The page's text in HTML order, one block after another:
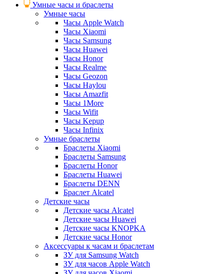
Умные часы и браслеты
Умные часы
Часы Apple Watch
Часы Xiaomi
Часы Samsung
Часы Huawei
Часы Honor
Часы Realme
Часы Geozon
Часы Haylou
Часы Amazfit
Часы 1More
Часы Wifit
Часы Kepup
Часы Infinix
Умные браслеты
Браслеты Xiaomi
Браслеты Samsung
Браслеты Honor
Браслеты Huawei
Браслеты DENN
Браслет Alcatel
Детские часы
Детские часы Alcatel
Детские часы Huawei
Детские часы KNOPKA
Детские часы Honor
Аксессуары к часам и браслетам
ЗУ для Samsung Watch
ЗУ для часов Apple Watch